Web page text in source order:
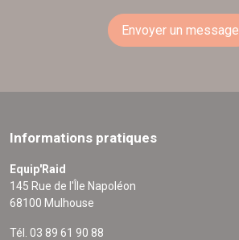
Envoyer un message
Informations pratiques
Equip'Raid
145 Rue de l'Île Napoléon
68100 Mulhouse
Tél. 03 89 61 90 88